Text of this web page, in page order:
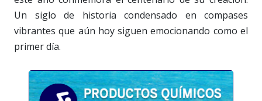
Un siglo de historia condensado en compases
vibrantes que aún hoy siguen emocionando como el
primer día.